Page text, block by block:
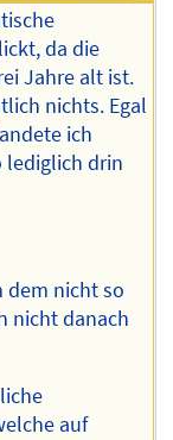
da die
Jahre alt ist.
nichts. Egal
ich
lediglich drin
dem nicht so
nicht danach
auf